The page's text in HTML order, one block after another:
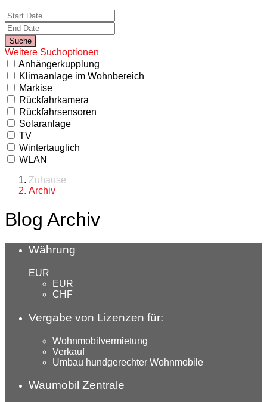
Weitere Suchoptionen
Anhängerkupplung
Klimaanlage im Wohnbereich
Markise
Rückfahrkamera
Rückfahrsensoren
Solaranlage
TV
Wintertauglich
WLAN
Zuhause
Archiv
Blog Archiv
Währung
EUR
EUR
CHF
Vergabe von Lizenzen für:
Wohnmobilvermietung
Verkauf
Umbau hundgerechter Wohnmobile
Waumobil Zentrale